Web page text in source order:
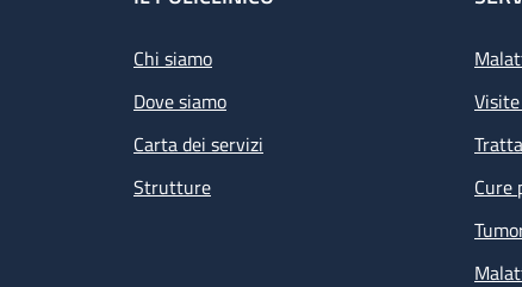
Chi siamo
Dove siamo
Carta dei servizi
Strutture
Cure